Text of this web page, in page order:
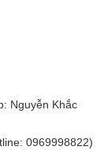
Nguyễn Khắc
0969998822)